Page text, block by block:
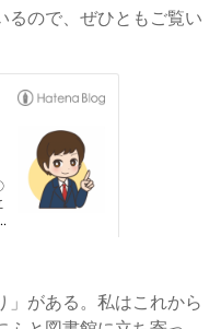
るので、ぜひともご覧い
」がある。私はこれから